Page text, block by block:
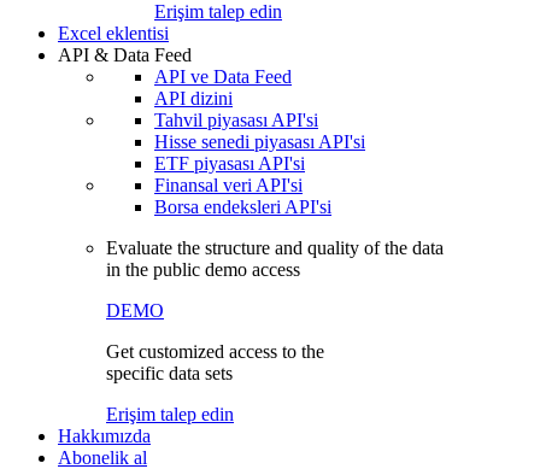
Erişim talep edin
Excel eklentisi
API & Data Feed
API ve Data Feed
API dizini
Tahvil piyasası API'si
Hisse senedi piyasası API'si
ETF piyasası API'si
Finansal veri API'si
Borsa endeksleri API'si
Evaluate the structure and quality of the data
in the public demo access
DEMO
Get customized access to the
specific data sets
Erişim talep edin
Hakkımızda
Abonelik al